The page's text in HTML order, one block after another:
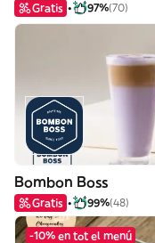
Gratis 97%(70)
Bombon Boss
Gratis 99%(48)
-10% en tot el menú